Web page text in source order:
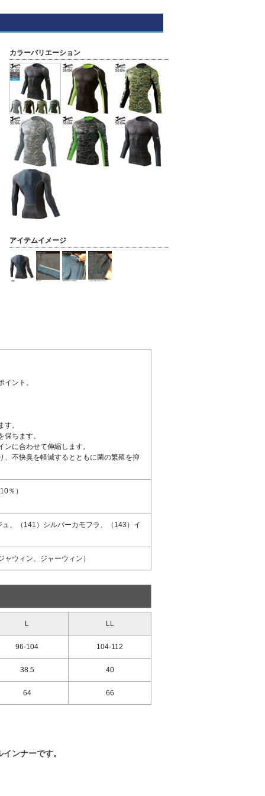
カラーバリエーション
アイテムイメージ
ント。
。
ちます。
に合わせて伸縮します。
不快臭を軽減するとともに菌の繁殖を抑
％）
、（141）シルバーカモフラ、（143）イ
ウィン、ジャーウィン）
L LL
96-104 104-112
38.5 40
64 66
ンナーです。